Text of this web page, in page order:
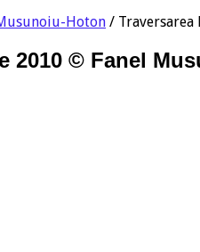
Hoton /
2010 © Fanel